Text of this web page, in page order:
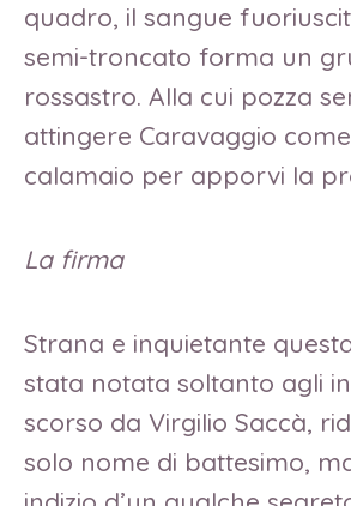
quadro, il sangue
semi-troncato forma un
rossastro. Alla cui pozza
attingere Caravaggio
calamaio per apporvi la
La firma
Strana e inquietante
stata notata soltanto agli
scorso da Virgilio Saccà,
solo nome di battesimo,